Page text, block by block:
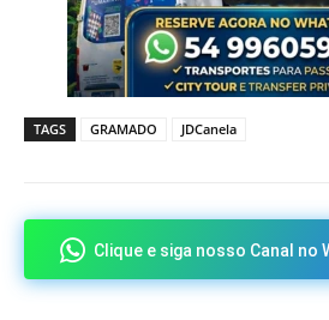
TAGS GRAMADO JDCanela
Clique e siga nosso Canal no